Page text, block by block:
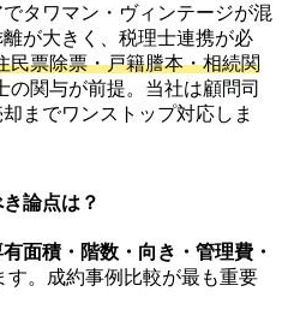
タワマン・ヴィンテージが混
が大きく、税理士連携が必
民票除票・戸籍謄本・相続関
関与が前提。当社は顧問司
までワンストップ対応しま
論点は？
面積・階数・向き・管理費・
す。成約事例比較が最も重要